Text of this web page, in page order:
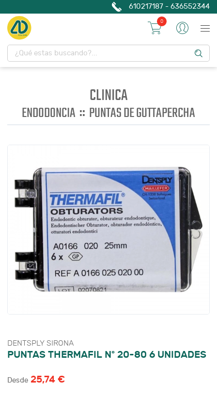
610217187 - 636552344
0
CLINICA
ENDODONCIA :: PUNTAS DE GUTTAPERCHA
DENTSPLY SIRONA
PUNTAS THERMAFIL Nº 20-80 6 UNIDADES
Desde 25,74 €